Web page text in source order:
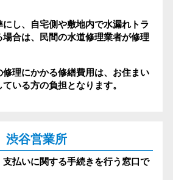
し、自宅側や敷地内で水漏れトラ
合は、民間の水道修理業者が修理
理にかかる修繕費用は、お住まい
いる方の負担となります。
谷営業所
払いに関する手続きを行う窓口で